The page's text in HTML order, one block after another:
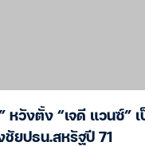
หวังตั้ง “เจดี แวนซ์” เ
ชัยปธน.สหรัฐปี 71